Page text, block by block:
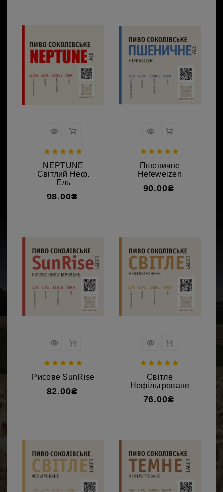
NEPTUNE
Світлий Неф.
Ель
98.00₴
Пшеничне
Hefeweizen
90.00₴
Рисове SunRise
82.00₴
Світле
Нефільтроване
76.00₴